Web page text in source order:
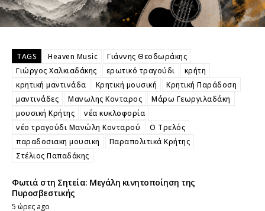
TAGS Heaven Music
Γιάννης Θεοδωράκης
Γιώργος Χαλκιαδάκης
ερωτικό τραγούδι
κρήτη
κρητική μαντινάδα
Κρητική μουσική
Κρητική Παράδοση
μαντινάδες
Μανωλης Κονταρος
Μάρω Γεωργιλαδάκη
μουσική Κρήτης
νέα κυκλοφορία
νέο τραγούδι Μανώλη Κονταρού
Ο Τρελός
παραδοσιακη μουσικη
Παραπολιτικά Κρήτης
Στέλιος Παπαδάκης
Φωτιά στη Σητεία: Μεγάλη κινητοποίηση της
Πυροσβεστικής
5 ώρες ago